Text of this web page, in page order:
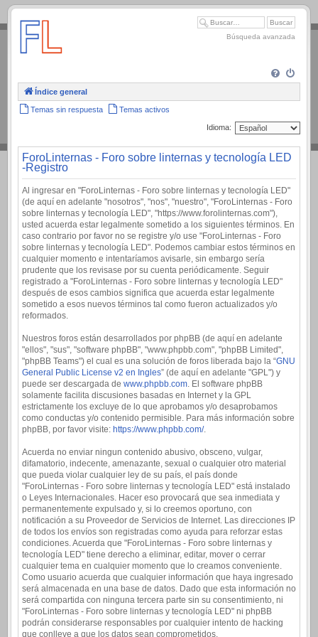
.
Búsqueda avanzada
Índice general
Temas sin respuesta Temas activos
Idioma:
ForoLinternas - Foro sobre linternas y tecnología LED
-Registro
Al ingresar en "ForoLinternas - Foro sobre linternas y tecnología LED"
(de aquí en adelante "nosotros", "nos", "nuestro", "ForoLinternas - Foro
sobre linternas y tecnología LED", "https://www.forolinternas.com"),
usted acuerda estar legalmente sometido a los siguientes términos. En
caso contrario por favor no se registre y/o use "ForoLinternas - Foro
sobre linternas y tecnología LED". Podemos cambiar estos términos en
cualquier momento e intentaríamos avisarle, sin embargo sería
prudente que los revisase por su cuenta periódicamente. Seguir
registrado a "ForoLinternas - Foro sobre linternas y tecnología LED"
después de esos cambios significa que acuerda estar legalmente
sometido a esos nuevos términos tal como fueron actualizados y/o
reformados.
Nuestros foros están desarrollados por phpBB (de aquí en adelante
"ellos", "sus", "software phpBB", "www.phpbb.com", "phpBB Limited",
"phpBB Teams") el cual es una solución de foros liberada bajo la “GNU
General Public License v2 en Ingles” (de aquí en adelante "GPL") y
puede ser descargada de www.phpbb.com . El software phpBB
solamente facilita discusiones basadas en Internet y la GPL
estrictamente los excluye de lo que aprobamos y/o desaprobamos
como conductas y/o contenido permisible. Para más información sobre
phpBB, por favor visite: https://www.phpbb.com/.
Acuerda no enviar ningun contenido abusivo, obsceno, vulgar,
difamatorio, indecente, amenazante, sexual o cualquier otro material
que pueda violar cualquier ley de su país, el país donde
"ForoLinternas - Foro sobre linternas y tecnología LED" está instalado
o Leyes Internacionales. Hacer eso provocará que sea inmediata y
permanentemente expulsado y, si lo creemos oportuno, con
notificación a su Proveedor de Servicios de Internet. Las direcciones IP
de todos los envíos son registradas como ayuda para reforzar estas
condiciones. Acuerda que "ForoLinternas - Foro sobre linternas y
tecnología LED" tiene derecho a eliminar, editar, mover o cerrar
cualquier tema en cualquier momento que lo creamos conveniente.
Como usuario acuerda que cualquier información que haya ingresado
será almacenada en una base de datos. Dado que esta información no
será compartida con ninguna tercera parte sin su consentimiento, ni
"ForoLinternas - Foro sobre linternas y tecnología LED" ni phpBB
podrán considerarse responsables por cualquier intento de hacking
que conlleve a que los datos sean comprometidos.